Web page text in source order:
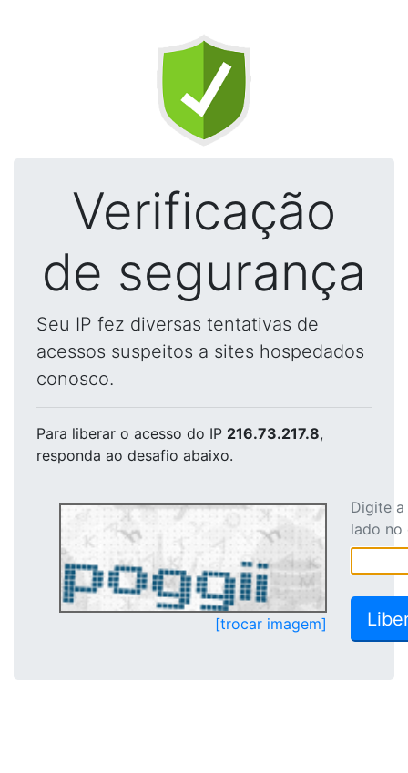
Verificação
de segurança
Seu IP fez diversas tentativas de
acessos suspeitos a sites hospedados
conosco.
Para liberar o acesso do IP 216.73.217.8,
responda ao desafio abaixo.
[trocar imagem]
Digite
lado no